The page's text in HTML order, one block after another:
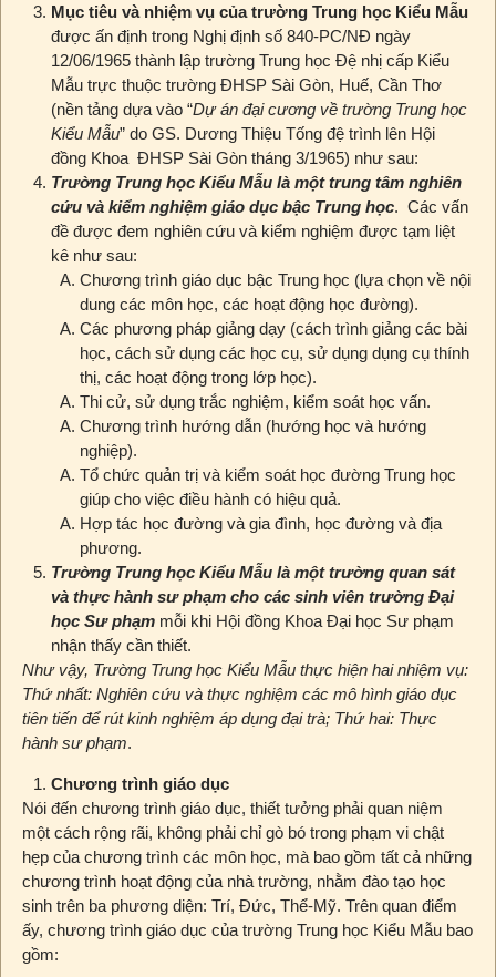
Mục tiêu và nhiệm vụ của trường Trung học Kiểu Mẫu
được ấn định trong Nghị định số 840-PC/NĐ ngày
12/06/1965 thành lập trường Trung học Đệ nhị cấp Kiểu
Mẫu trực thuộc trường ĐHSP Sài Gòn, Huế, Cần Thơ
(nền tảng dựa vào “Dự án đại cương về trường Trung học
Kiểu Mẫu” do GS. Dương Thiệu Tống đệ trình lên Hội
đồng Khoa ĐHSP Sài Gòn tháng 3/1965) như sau:
Trường Trung học Kiểu Mẫu là một trung tâm nghiên
cứu và kiểm nghiệm giáo dục bậc Trung học. Các vấn
đề được đem nghiên cứu và kiểm nghiệm được tạm liệt
kê như sau:
Chương trình giáo dục bậc Trung học (lựa chọn về nội
dung các môn học, các hoạt động học đường).
Các phương pháp giảng dạy (cách trình giảng các bài
học, cách sử dụng các học cụ, sử dụng dụng cụ thính
thị, các hoạt động trong lớp học).
Thi cử, sử dụng trắc nghiệm, kiểm soát học vấn.
Chương trình hướng dẫn (hướng học và hướng
nghiệp).
Tổ chức quản trị và kiểm soát học đường Trung học
giúp cho việc điều hành có hiệu quả.
Hợp tác học đường và gia đình, học đường và địa
phương.
Trường Trung học Kiểu Mẫu là một trường quan sát
và thực hành sư phạm cho các sinh viên trường Đại
học Sư phạmmỗi khi Hội đồng Khoa Đại học Sư phạm
nhận thấy cần thiết.
Như vậy, Trường Trung học Kiểu Mẫu thực hiện hai nhiệm vụ:
Thứ nhất: Nghiên cứu và thực nghiệm các mô hình giáo dục
tiên tiến để rút kinh nghiệm áp dụng đại trà; Thứ hai: Thực
hành sư phạm.
Chương trình giáo dục
Nói đến chương trình giáo dục, thiết tưởng phải quan niệm
một cách rộng rãi, không phải chỉ gò bó trong phạm vi chật
hẹp của chương trình các môn học, mà bao gồm tất cả những
chương trình hoạt động của nhà trường, nhằm đào tạo học
sinh trên ba phương diện: Trí, Đức, Thể-Mỹ. Trên quan điểm
ấy, chương trình giáo dục của trường Trung học Kiểu Mẫu bao
gồm: